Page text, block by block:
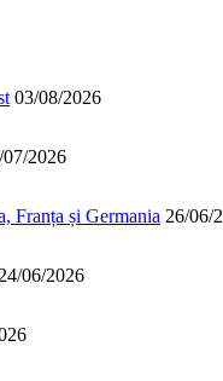
03/08/2026
07/2026
Franța și Germania 26/06/
24/06/2026